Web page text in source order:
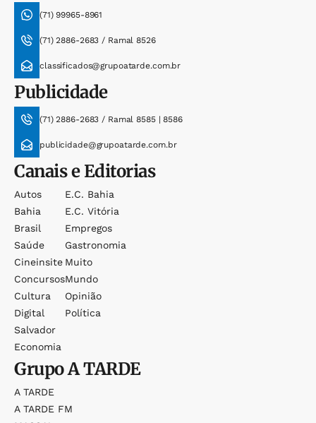
(71) 99965-8961
(71) 2886-2683 / Ramal 8526
classificados@grupoatarde.com.br
Publicidade
(71) 2886-2683 / Ramal 8585 | 8586
publicidade@grupoatarde.com.br
Canais e Editorias
Autos
Bahia
Brasil
Saúde
Cineinsite
Concursos
Cultura
Digital
Salvador
Economia
E.c. Bahia
E.c. Vitória
Empregos
Gastronomia
Muito
Mundo
Opinião
Política
GrupoA TARDE
A TARDE
A TARDE FM